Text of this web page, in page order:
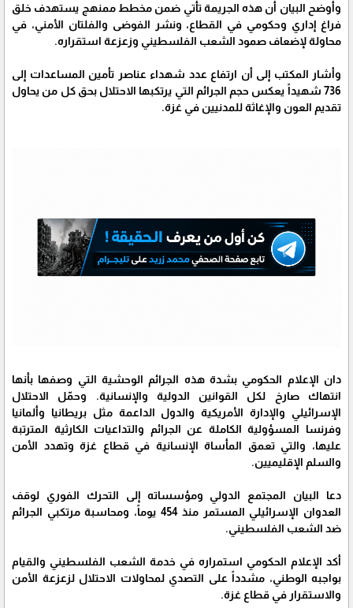
وأوضح البيان أن هذه الجريمة تأتي ضمن مخطط ممنهج يستهدف خلق
فراغ إداري وحكومي في القطاع، ونشر الفوضى والفلتان الأمني، في
محاولة لإضعاف صمود الشعب الفلسطيني وزعزعة استقراره.
وأشار المكتب إلى أن ارتفاع عدد شهداء عناصر تأمين المساعدات إلى
736 شهيداً يعكس حجم الجرائم التي يرتكبها الاحتلال بحق كل من يحاول
تقديم العون والإغاثة للمدنيين في غزة.
دان الإعلام الحكومي بشدة هذه الجرائم الوحشية التي وصفها بأنها
انتهاك صارخ لكل القوانين الدولية والإنسانية. وحمّل الاحتلال
الإسرائيلي والإدارة الأمريكية والدول الداعمة مثل بريطانيا وألمانيا
وفرنسا المسؤولية الكاملة عن الجرائم والتداعيات الكارثية المترتبة
عليها، والتي تعمق المأساة الإنسانية في قطاع غزة وتهدد الأمن
والسلم الإقليميين.
دعا البيان المجتمع الدولي ومؤسساته إلى التحرك الفوري لوقف
العدوان الإسرائيلي المستمر منذ 454 يوماً، ومحاسبة مرتكبي الجرائم
ضد الشعب الفلسطيني.
أكد الإعلام الحكومي استمراره في خدمة الشعب الفلسطيني والقيام
بواجبه الوطني، مشدداً على التصدي لمحاولات الاحتلال لزعزعة الأمن
والاستقرار في قطاع غزة.